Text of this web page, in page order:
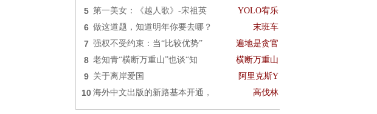
5 第一美女：《越人歌》-宋祖英 YOLO宥乐
6 做这道题，知道明年你要去哪？ 末班车
7 强权不受约束：当“比较优势” 遍地是贪官
8 老知青“横断万重山”也谈“知 横断万重山
9 关于离岸爱国 阿里克斯Y
10 海外中文出版的新路基本开通， 高伐林